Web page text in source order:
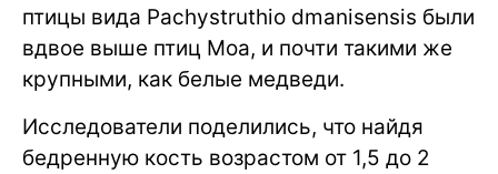
птицы вида Pachystruthio dmanisensis были
вдвое выше птиц Моа, и почти такими же
крупными, как белые медведи.
Исследователи поделились, что найдя
бедренную кость возрастом от 1,5 до 2